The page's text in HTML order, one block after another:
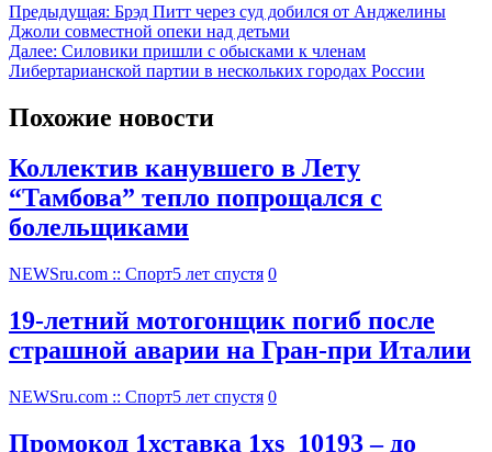
Предыдущая: Брэд Питт через суд добился от Анджелины
Джоли совместной опеки над детьми
Далее: Силовики пришли с обысками к членам
Либертарианской партии в нескольких городах России
Похожие новости
Коллектив канувшего в Лету
“Тамбова” тепло попрощался с
болельщиками
NEWSru.com :: Спорт5 лет спустя 0
19-летний мотогонщик погиб после
страшной аварии на Гран-при Италии
NEWSru.com :: Спорт5 лет спустя 0
Промокод 1хставка 1xs_10193 – до